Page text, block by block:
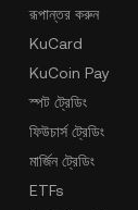
রূপান্তর করুন
KuCard
KuCoin Pay
স্পট ট্রেডিং
ফিউচার্স ট্রেডিং
মার্জিন ট্রেডিং
ETFs